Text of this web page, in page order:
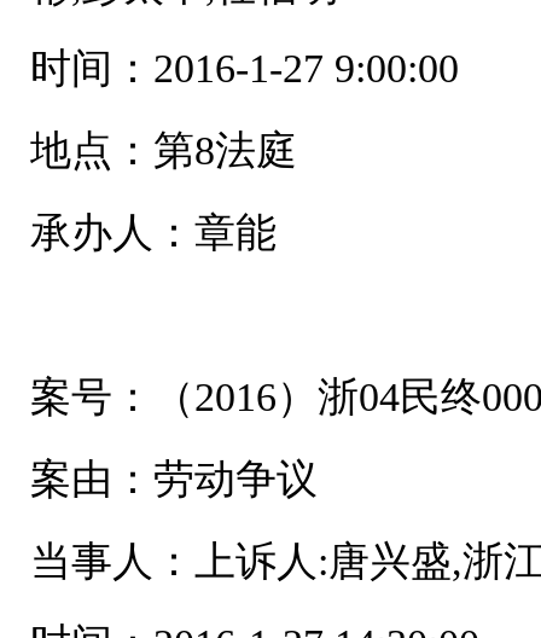
时间：2016-1-27 9:00:00
地点：第8法庭
承办人：章能
案号：（2016）浙04民终
案由：劳动争议
当事人：上诉人:唐兴盛,浙